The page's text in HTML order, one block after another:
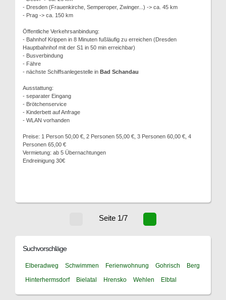
- Dresden (Frauenkirche, Semperoper, Zwinger...) -> ca. 45 km
- Prag -> ca. 150 km
Öffentliche Verkehrsanbindung:
- Bahnhof Krippen in 8 Minuten fußläufig zu erreichen (Dresden
Hauptbahnhof mit der S1 in 50 min erreichbar)
- Busverbindung
- Fähre
- nächste Schiffsanlegestelle in Bad Schandau
Ausstattung:
- separater Eingang
- Brötchenservice
- Kinderbett auf Anfrage
- WLAN vorhanden
Preise: 1 Person 50,00 €, 2 Personen 55,00 €, 3 Personen 60,00 €, 4
Personen 65,00 €
Vermietung: ab 5 Übernachtungen
Endreinigung 30€
Seite 1/7
Suchvorschläge
Elberadweg Schwimmen Ferienwohnung Gohrisch
Berg
Hinterhermsdorf
Bielatal Hrensko Wehlen Elbtal